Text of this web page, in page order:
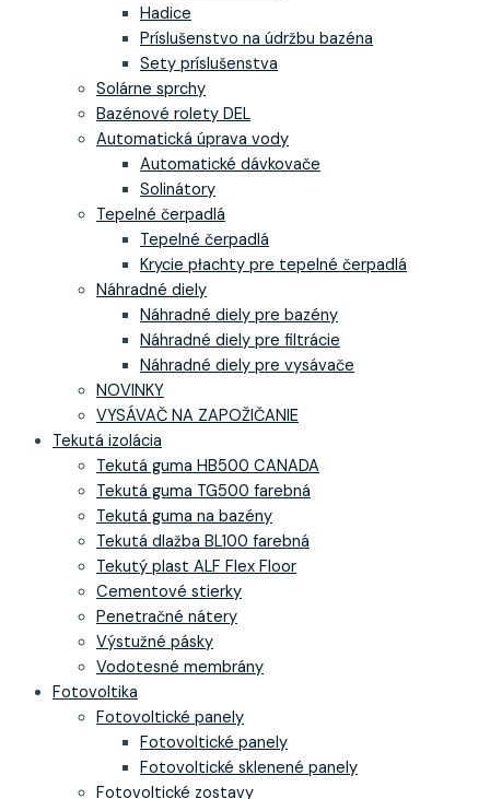
Hadice
Príslušenstvo na údržbu bazéna
Sety príslušenstva
Solárne sprchy
Bazénové rolety DEL
Automatická úprava vody
Automatické dávkovače
Solinátory
Tepelné čerpadlá
Tepelné čerpadlá
Krycie płachty pre tepelné čerpadlá
Náhradné diely
Náhradné diely pre bazény
Náhradné diely pre filtrácie
Náhradné diely pre vysávače
NOVINKY
VYSÁVAČ NA ZAPOŽIČANIE
Tekutá izolácia
Tekutá guma HB500 CANADA
Tekutá guma TG500 farebná
Tekutá guma na bazény
Tekutá dlažba BL100 farebná
Tekutý plast ALF Flex Floor
Cementové stierky
Penetračné nátery
Výstužné pásky
Vodotesné membrány
Fotovoltika
Fotovoltické panely
Fotovoltické panely
Fotovoltické sklenené panely
Fotovoltické zostavy